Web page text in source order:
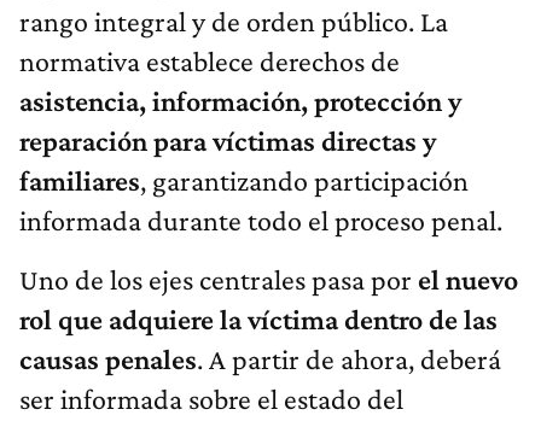
rango integral y de orden público. La
normativa establece derechos de
asistencia, información, protección y
reparación para víctimas directas y
familiares, garantizando participación
informada durante todo el proceso penal.
Uno de los ejes centrales pasa por el nuevo
rol que adquiere la víctima dentro de las
causas penales. A partir de ahora, deberá
ser informada sobre el estado del